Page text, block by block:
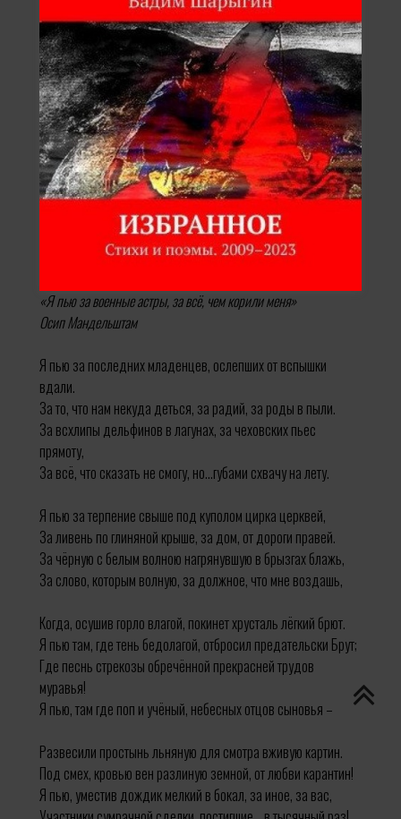
«Я пью за военные астры, за всё, чем корили меня»
Осип Мандельштам
Я пью за последних младенцев, ослепших от вспышки
вдали.
За то, что нам некуда деться, за радий, за роды в пыли.
За всхлипы дельфинов в лагунах, за чеховских пьес
прямоту,
За всё, что сказать не смогу, но...губами схвачу на лету.
Я пью за терпение свыше под куполом цирка церквей,
За ливень по глиняной крыше, за дом, от дороги правей.
За чёрную с белым волною нагрянувшую в брызгах блажь,
За слово, которым волную, за должное, что мне воздашь,
Когда, осушив горло влагой, покинет хрусталь лёгкий брют.
Я пью там, где тень бедолагой, отбросил предательски Брут;
Где песнь стрекозы обречённой прекрасней трудов
муравья!
Я пью, там где поп и учёный, небесных отцов сыновья –
Развесили простынь льняную для смотра вживую картин.
Под смех, кровью вен разлиную земной, от любви карантин!
Я пью, уместив дождик мелкий в бокал, за иное, за вас,